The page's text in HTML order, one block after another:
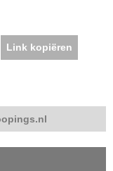
Link kopiëren